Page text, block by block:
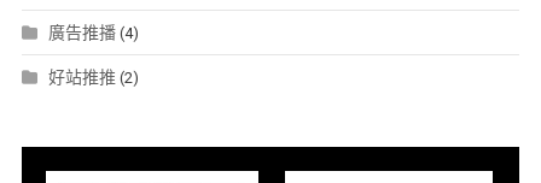
廣告推播(4)
好站推推 (2)